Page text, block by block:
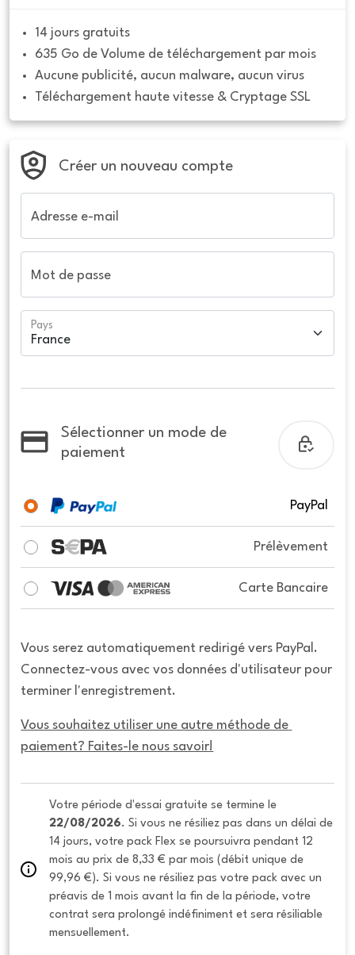
14 jours gratuits
635 Go de Volume de téléchargement par mois
Aucune publicité, aucun malware, aucun virus
Téléchargement haute vitesse & Cryptage SSL
Créer un nouveau compte
Adresse e-mail
Mot de passe
Pays
Sélectionner un mode de
paiement
PayPal
Prélèvement
Carte Bancaire
Vous serez automatiquement redirigé vers PayPal.
Connectez-vous avec vos données d'utilisateur pour
terminer l'enregistrement.
Vous souhaitez utiliser une autre méthode de
paiement? Faites-le nous savoir!
22/08/2026. Si vous ne résiliez pas dans un délai de
14 jours, votre pack Flex se poursuivra pendant 12
mois au prix de 8,33 € par mois (débit unique de
99,96 €). Si vous ne résiliez pas votre pack avec un
préavis de 1 mois avant la fin de la période, votre
contrat sera prolongé indéfiniment et sera résiliable
mensuellement.